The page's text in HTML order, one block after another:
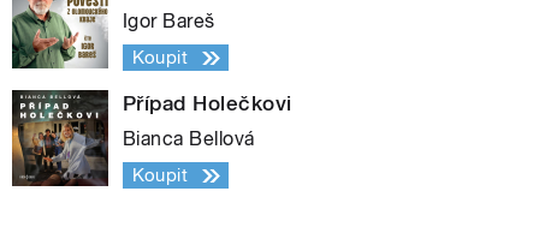
Igor Bareš
Koupit
Případ Holečkovi
Bianca Bellová
Koupit